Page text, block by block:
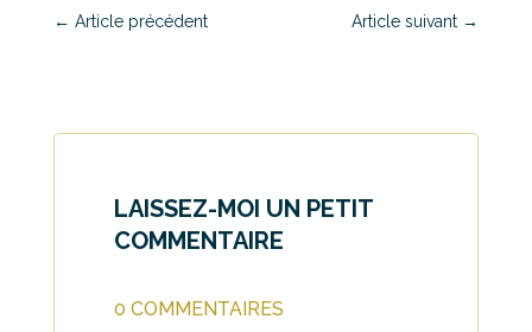
← Article précédent Article suivant →
LAISSEZ-MOI UN PETIT
COMMENTAIRE
0 COMMENTAIRES